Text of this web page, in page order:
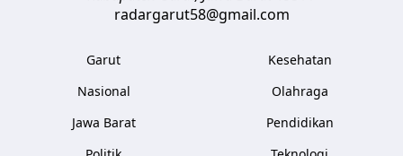
radargarut58@gmail.com
Garut
Nasional
Jawa Barat
Kesehatan
Olahraga
Pendidikan